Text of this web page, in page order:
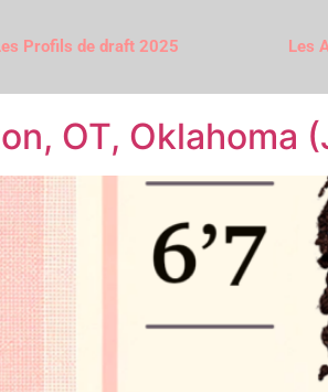
Profils de draft 2025 Les
OT, Oklahoma